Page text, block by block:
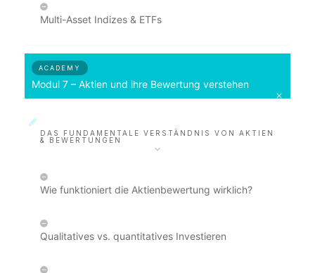
Multi-Asset Indizes & ETFs
ACADEMY
Modul 7 – Aktien und ihre Bewertung verstehen
DAS FUNDAMENTALE VERSTÄNDNIS VON AKTIEN
& BEWERTUNGEN
Wie funktioniert die Aktienbewertung wirklich?
Qualitatives vs. quantitatives Investieren